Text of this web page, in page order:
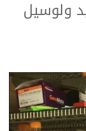
ولوسيل